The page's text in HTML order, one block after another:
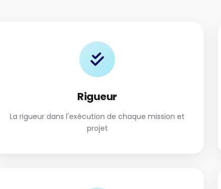
Rigueur
La rigueur dans l'exécution de chaque mission et
projet